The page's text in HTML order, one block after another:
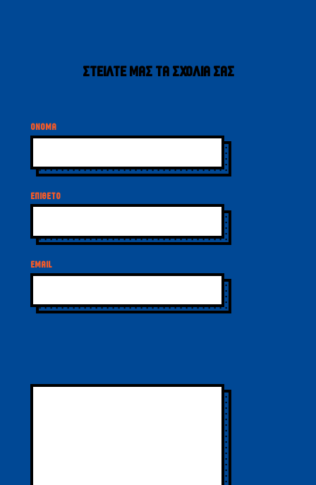
ΣΤΕΙΛΤΕ ΜΑΣ ΤΑ ΣΧΟΛΙΑ ΣΑΣ
ΟΝΟΜΑ
ΕΠΙΘΕΤΟ
EMAIL